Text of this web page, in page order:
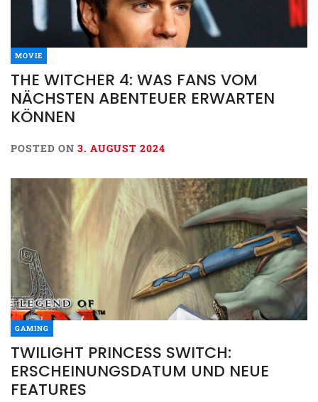
MOVIE
THE WITCHER 4: WAS FANS VOM
NÄCHSTEN ABENTEUER ERWARTEN
KÖNNEN
POSTED ON 3. AUGUST 2024
GAMING
TWILIGHT PRINCESS SWITCH:
ERSCHEINUNGSDATUM UND NEUE
FEATURES